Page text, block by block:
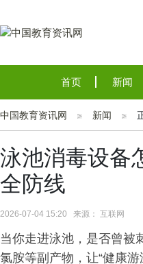
首页 新闻
中国教育资讯网 新闻
泳池消毒设备
全防线
2026-07-04 15:20 来源： 互联网
当你走进泳池，是否曾被
氯胺等副产物，让“健康